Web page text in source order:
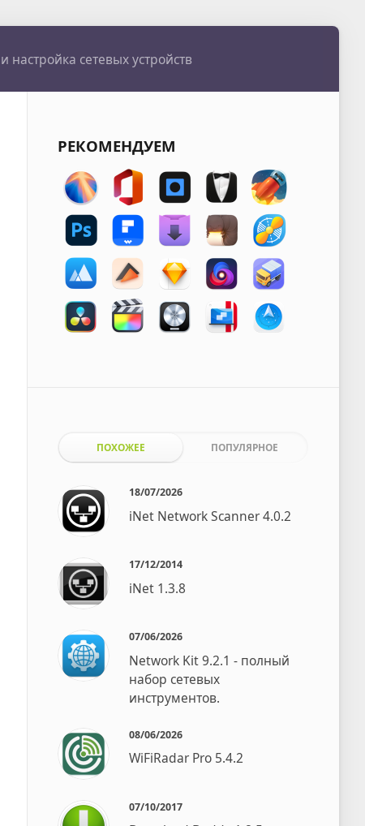
сетевых устройств
РЕКОМЕНДУЕМ
ПОХОЖЕЕ ПОПУЛЯРНОЕ
18/07/2026
iNet Network Scanner 4.0.2
17/12/2014
iNet 1.3.8
07/06/2026
Network Kit 9.2.1 - полный
набор сетевых
инструментов.
08/06/2026
WiFiRadar Pro 5.4.2
07/10/2017